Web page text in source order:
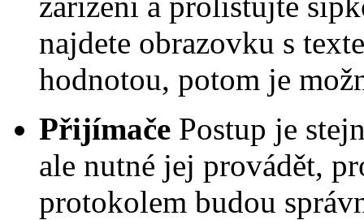
najdete obrazovku s
hodnotou, potom je
Přijímače Postup je
ale nutné jej provádět,
protokolem budou